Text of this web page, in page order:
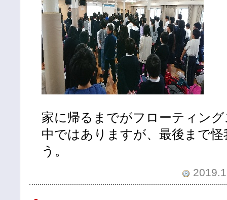
家に帰るまでがフローティン
中ではありますが、最後まで
う。